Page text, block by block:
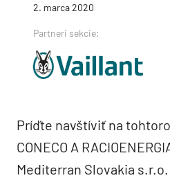
2. marca 2020
Partneri sekcie:
Príďte navštíviť na
CONECO A
Mediterran Slovakia